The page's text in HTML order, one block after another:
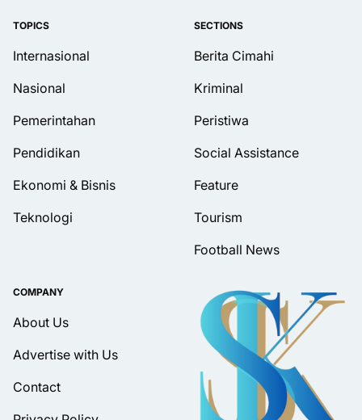
TOPICS
Internasional
Nasional
Pemerintahan
Pendidikan
Ekonomi & Bisnis
Teknologi
SECTIONS
Berita Cimahi
Kriminal
Peristiwa
Social Assistance
Feature
Tourism
Football News
COMPANY
About Us
Advertise with Us
Contact